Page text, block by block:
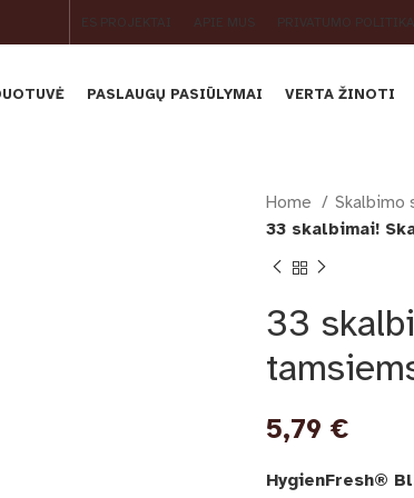
ES PROJEKTAI APIE MUS PRIVATUMO POLITIKA
PASLAUGŲ PASIŪLYMAI VERTA ŽINOTI
Home Skalbimo
33 skalbimai!
33
5,79 €
HygienFresh®